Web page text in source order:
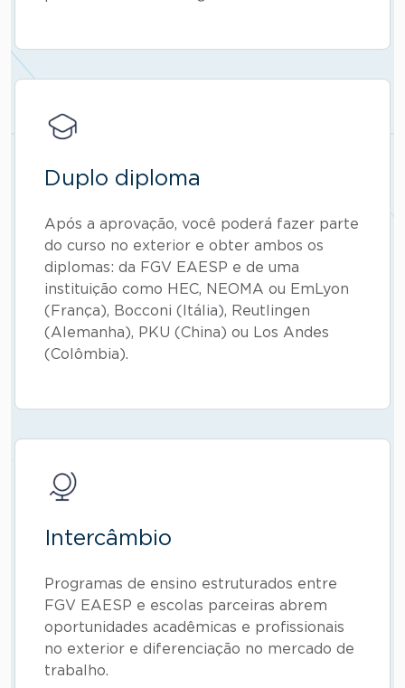
Duplo diploma
Após a aprovação, você poderá fazer parte
do curso no exterior e obter ambos os
diplomas: da FGV EAESP e de uma
instituição como HEC, NEOMA ou EmLyon
(França), Bocconi (Itália), Reutlingen
(Alemanha), PKU (China) ou Los Andes
(Colômbia).
Intercâmbio
Programas de ensino estruturados entre
FGV EAESP e escolas parceiras abrem
oportunidades acadêmicas e profissionais
no exterior e diferenciação no mercado de
trabalho.